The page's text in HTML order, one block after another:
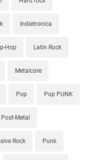
Indietronica
Hop Latin Rock
Metalcore
Pop Pop PUNK
Post-Metal
Rock Punk